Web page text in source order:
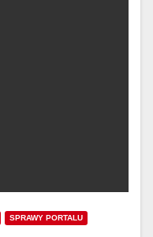
SPRAWY PORTALU